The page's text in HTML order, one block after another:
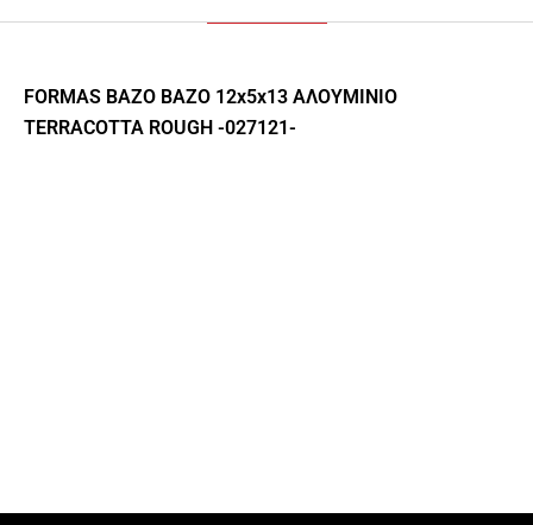
FORMAS ΒΑΖΟ ΒΑΖΟ 12x5x13 ΑΛΟΥΜΙΝΙΟ
TERRACOTTA ROUGH -027121-